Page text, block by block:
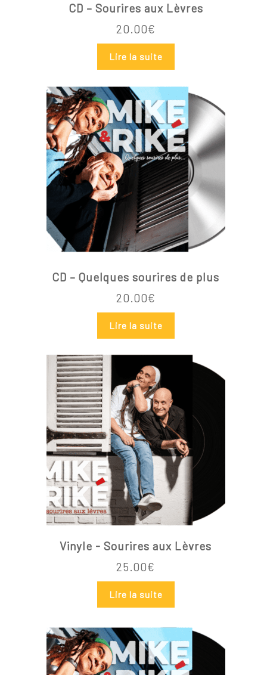
Votre panier est vide.
Go To Shop
CD – Sourires aux Lèvres
20.00€
Lire la suite
CD – Quelques sourires de plus
20.00€
Lire la suite
Vinyle - Sourires aux Lèvres
25.00€
Lire la suite